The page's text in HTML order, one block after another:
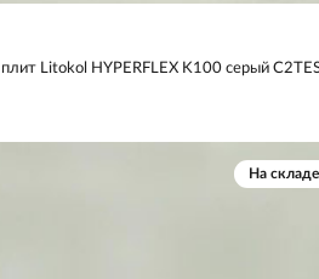
Litokol HYPERFLEX K100 серый
На складе